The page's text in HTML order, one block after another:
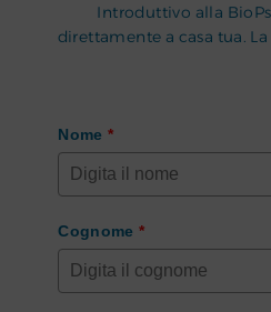
Introduttivo alla
direttamente a casa tua.
Nome *
Cognome *